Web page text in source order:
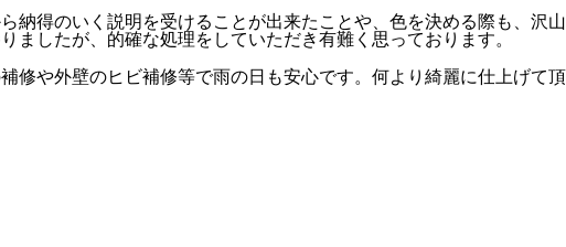
納得のいく説明を受けることが出来たことや、色を決める際も、沢山
したが、的確な処理をしていただき有難く思っております。
修や外壁のヒビ補修等で雨の日も安心です。何より綺麗に仕上げて頂